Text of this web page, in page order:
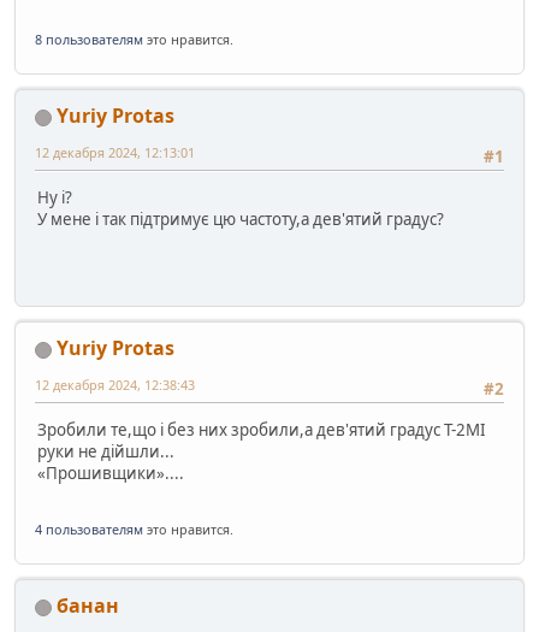
8 пользователям это нравится.
Yuriy Protas
#1
12 декабря 2024, 12:13:01
Ну і?
У мене і так підтримує цю частоту,а дев'ятий градус?
Yuriy Protas
#2
12 декабря 2024, 12:38:43
Зробили те,що і без них зробили,а дев'ятий градус Т-2МІ
руки не дійшли...
«Прошивщики»....
4 пользователям это нравится.
банан